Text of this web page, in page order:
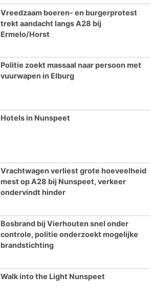
Vreedzaam boeren- en burgerprotest
trekt aandacht langs A28 bij
Ermelo/Horst
Politie zoekt massaal naar persoon met
vuurwapen in Elburg
Hotels in Nunspeet
Vrachtwagen verliest grote hoeveelheid
mest op A28 bij Nunspeet, verkeer
ondervindt hinder
Bosbrand bij Vierhouten snel onder
controle, politie onderzoekt mogelijke
brandstichting
Walk into the Light Nunspeet